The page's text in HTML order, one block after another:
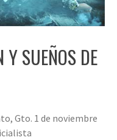
SUEÑOS DE
Gto. 1 de noviembre